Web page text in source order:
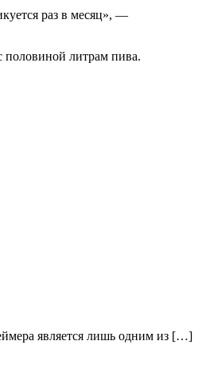
раз в месяц», —
половиной литрам пива.
является лишь одним из […]